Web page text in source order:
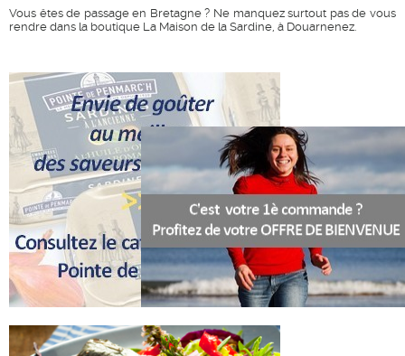
Vous êtes de passage en Bretagne ? Ne manquez surtout pas de vous
rendre dans la boutique La Maison de la Sardine, à Douarnenez.